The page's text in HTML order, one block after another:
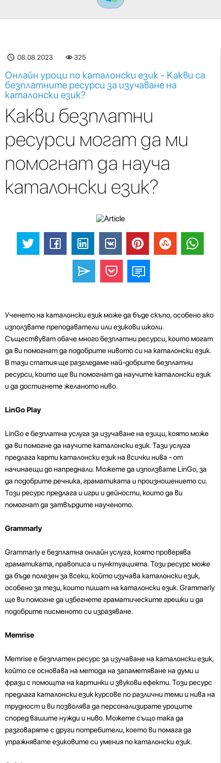
08.08.2023 325
Онлайн уроци по каталонски език - Какви са
безплатните ресурси за изучаване на
каталонски език?
Какви безплатни
ресурси могат да ми
помогнат да науча
каталонски език?
Ученето на каталонски език може да бъде скъпо, особено ако
използвате преподаватели или езикови школи.
Съществуват обаче много безплатни ресурси, които могат
да ви помогнат да подобрите нивото си на каталонски език.
В тази статия ще разгледаме най-добрите безплатни
ресурси, които ще ви помогнат да научите каталонски език
и да достигнете желаното ниво.
LinGo Play
LinGo е безплатна услуга за изучаване на езици, която може
да ви помогне да научите каталонски език. Тази услуга
предлага карти каталонски език на всички нива - от
начинаещи до напреднали. Можете да използвате LinGo, за
да подобрите речника, граматиката и произношението си.
Този ресурс предлага и игри и дейности, които да ви
помогнат да затвърдите наученото.
Grammarly
Grammarly е безплатна онлайн услуга, която проверява
граматиката, правописа и пунктуацията. Този ресурс може
да бъде полезен за всеки, който изучава каталонски език,
особено за тези, които пишат на каталонски език. Grammarly
ще ви помогне да избегнете граматическите грешки и да
подобрите писменото си изразяване.
Memrise
Memrise е безплатен ресурс за изучаване на каталонски език,
който се основава на метода на запаметяване на думи и
фрази с помощта на картинки и звукови ефекти. Този ресурс
предлага каталонски език курсове по различни теми и нива на
трудност и ви позволява да персонализирате уроците
според вашите нужди и ниво. Можете също така да
разговаряте с други потребители, което ви помага да
упражнявате езиковите си умения по каталонски език.